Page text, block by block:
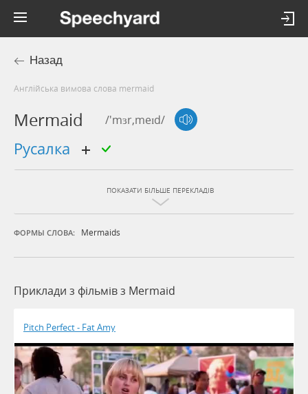
Назад
Англійська вимова слова mermaid
Mermaid /'mɜr,meɪd/
русалка
ПОКАЗАТИ БІЛЬШЕ ПЕРЕКЛАДІВ
ФОРМЫ СЛОВА: Mermaids
Приклади з фільмів з Mermaid
Pitch Perfect - Fat Amy